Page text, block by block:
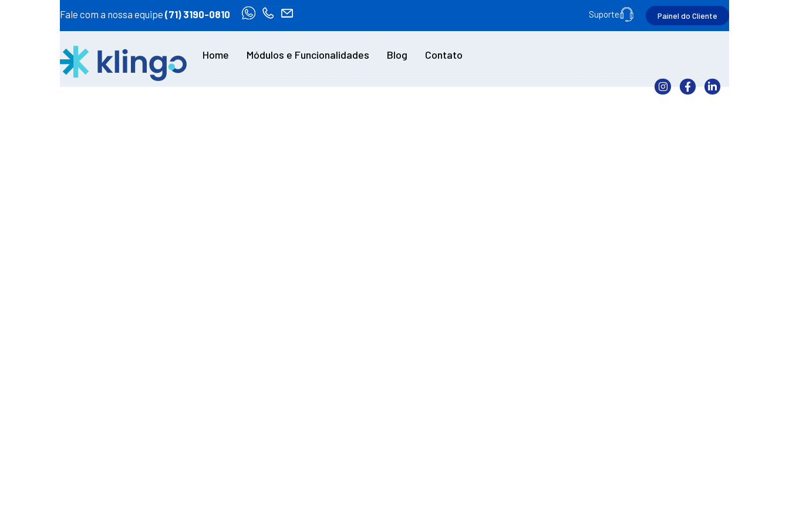
Fale com a nossa equipe (71) 3190-0810 Painel do Cliente
Suporte
Home Módulos e Funcionalidades Blog Contato